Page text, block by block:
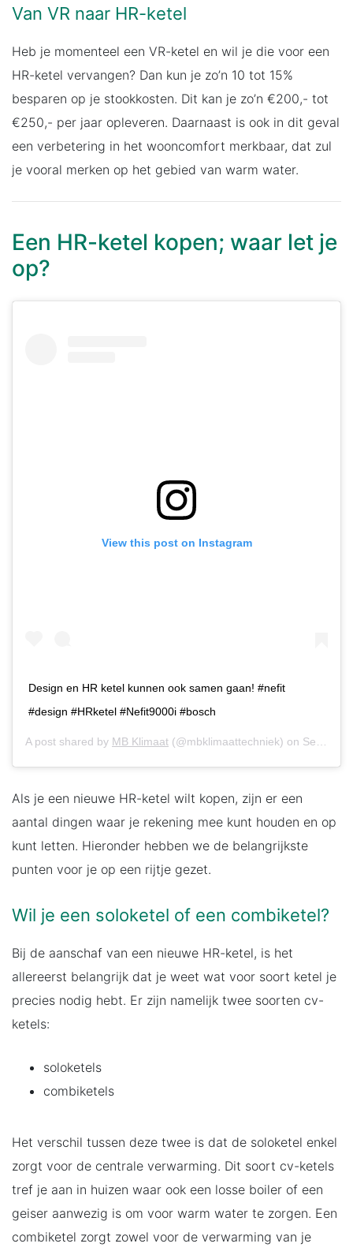
Van VR naar HR-ketel
Heb je momenteel een VR-ketel en wil je die voor een
HR-ketel vervangen? Dan kun je zo’n 10 tot 15%
besparen op je stookkosten. Dit kan je zo’n €200,- tot
€250,- per jaar opleveren. Daarnaast is ook in dit geval
een verbetering in het wooncomfort merkbaar, dat zul
je vooral merken op het gebied van warm water.
Een HR-ketel kopen; waar let je
op?
View this post on Instagram
Design en HR ketel kunnen ook samen gaan! #nefit
#design #HRketel #Nefit9000i #bosch
A post shared by MB Klimaat (@mbklimaattechniek) on Sep 13, 2017 at 12:35pm PDT
Als je een nieuwe HR-ketel wilt kopen, zijn er een
aantal dingen waar je rekening mee kunt houden en op
kunt letten. Hieronder hebben we de belangrijkste
punten voor je op een rijtje gezet.
Wil je een soloketel of een combiketel?
Bij de aanschaf van een nieuwe HR-ketel, is het
allereerst belangrijk dat je weet wat voor soort ketel je
precies nodig hebt. Er zijn namelijk twee soorten cv-
ketels:
soloketels
combiketels
Het verschil tussen deze twee is dat de soloketel enkel
zorgt voor de centrale verwarming. Dit soort cv-ketels
tref je aan in huizen waar ook een losse boiler of een
geiser aanwezig is om voor warm water te zorgen. Een
combiketel zorgt zowel voor de verwarming van je